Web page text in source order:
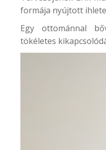
formája nyújtott
Egy ottománnal
tökéletes